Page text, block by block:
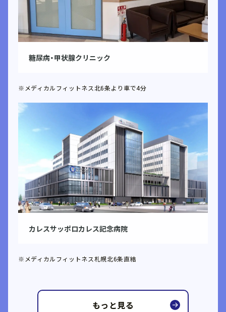
糖尿病・甲状腺クリニック
※メディカルフィットネス北6条より車で4分
カレスサッポロカレス記念病院
※メディカルフィットネス札幌北6条直結
もっと見る